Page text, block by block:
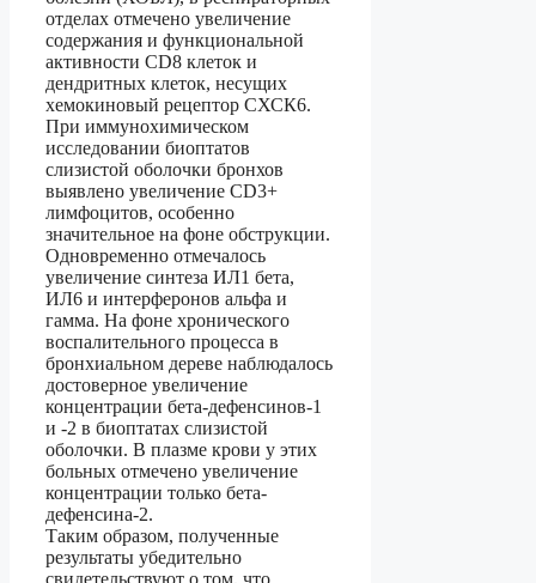
отделах отмечено увеличение
содержания и функциональной
активности CD8 клеток и
дендритных клеток, несущих
хемокиновый рецептор СХСК6.
При иммунохимическом
исследовании биоптатов
слизистой оболочки бронхов
выявлено увеличение CD3+
лимфоцитов, особенно
значительное на фоне обструкции.
Одновременно отмечалось
увеличение синтеза ИЛ1 бета,
ИЛ6 и интерферонов альфа и
гамма. На фоне хронического
воспалительного процесса в
бронхиальном дереве наблюдалось
достоверное увеличение
концентрации бета-дефенсинов-1
и -2 в биоптатах слизистой
оболочки. В плазме крови у этих
больных отмечено увеличение
концентрации только бета-
дефенсина-2.
Таким образом, полученные
результаты убедительно
свидетельствуют о том, что